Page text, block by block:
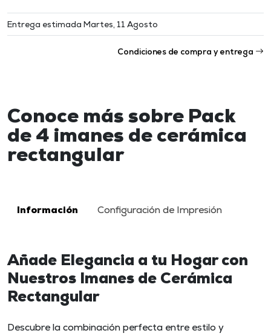
Entrega estimada Martes, 11 Agosto
Condiciones de compra y entrega
Conoce más sobre Pack
de 4 imanes de cerámica
rectangular
Información Configuración de Impresión
Añade Elegancia a tu Hogar con
Nuestros Imanes de Cerámica
Rectangular
Descubre la combinación perfecta entre estilo y